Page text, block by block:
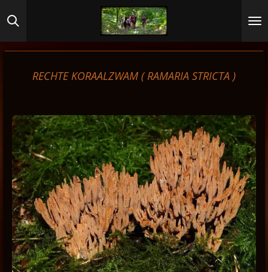
direct
naar
RECHTE KORAALZWAM (RAMARIA STRICTA )